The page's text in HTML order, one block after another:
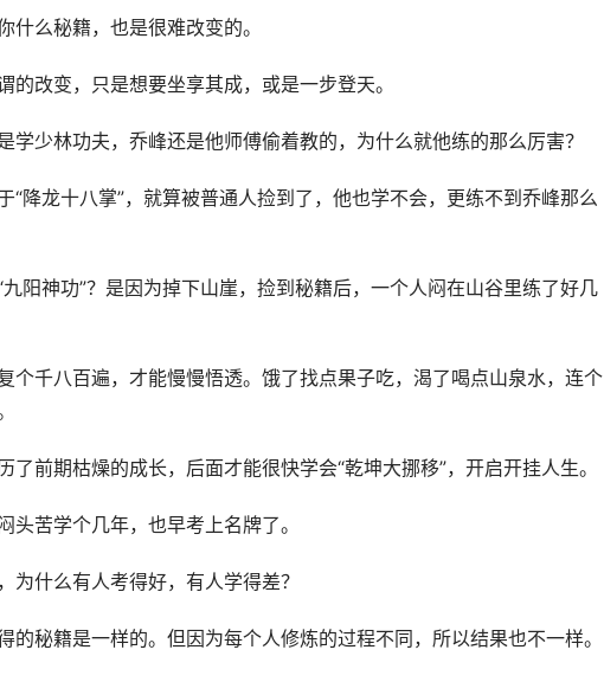
么秘籍，也是很难改变的。
改变，只是想要坐享其成，或是一步登天。
少林功夫，乔峰还是他师傅偷着教的，为什么就他练的那么厉害？
龙十八掌”，就算被普通人捡到了，他也学不会，更练不到乔峰那么
神功”？是因为掉下山崖，捡到秘籍后，一个人闷在山谷里练了好几
千八百遍，才能慢慢悟透。饿了找点果子吃，渴了喝点山泉水，连个
期枯燥的成长，后面才能很快学会“乾坤大挪移”，开启开挂人生。
苦学个几年，也早考上名牌了。
什么有人考得好，有人学得差？
秘籍是一样的。但因为每个人修炼的过程不同，所以结果也不一样。